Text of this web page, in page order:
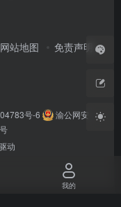
网站地图
免责声明
号-6
渝公网安
动
我的